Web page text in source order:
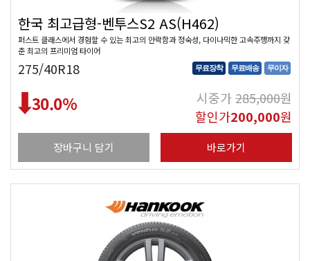
한국 최고급형-벤투스S2 AS(H462)
퍼스트 클래스에서 경험할 수 있는 최고의 안락함과 정숙성, 다이나믹한 고속주행까지 갖
춘 최고의 프리미엄 타이어
275/40R18 무료장착 무료배송 무이자
30.0% 시중가285,000원
할인가200,000원
장바구니 담기 바로가기